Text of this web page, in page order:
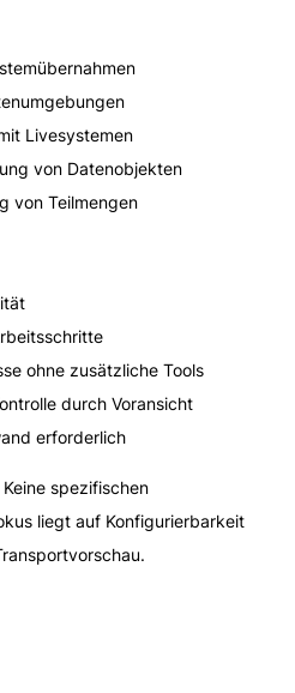
Livesystemen
von Datenobjekten
von Teilmengen
ohne zusätzliche Tools
durch Voransicht
erforderlich
spezifischen
liegt auf Konfigurierbarkeit